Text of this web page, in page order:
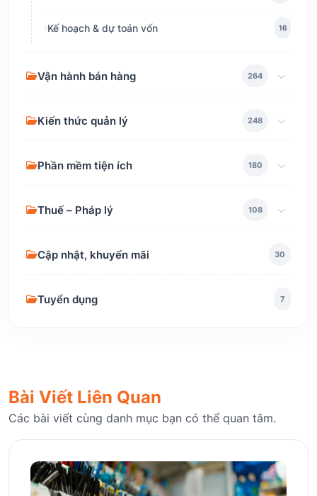
Kế hoạch & dự toán vốn 16
Vận hành bán hàng 264
Kiến thức quản lý 248
Phần mềm tiện ích 180
Thuế – Pháp lý 108
Cập nhật, khuyến mãi 30
Tuyển dụng 7
Bài Viết Liên Quan
Các bài viết cùng danh mục bạn có thể quan tâm.